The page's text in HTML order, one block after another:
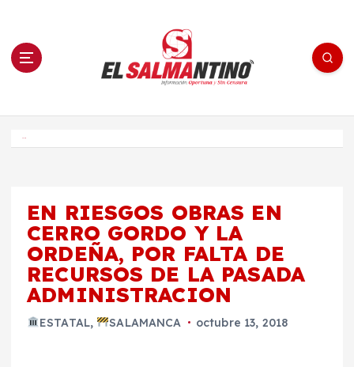
n El Salmantino - medios/noticias/editorial
EN RIESGOS OBRAS EN
CERRO GORDO Y LA
ORDEÑA, POR FALTA DE
RECURSOS DE LA PASADA
ADMINISTRACION
ESTATAL, SALAMANCA octubre 13, 2018